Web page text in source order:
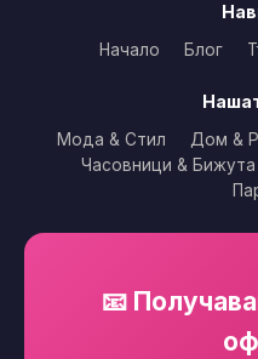
Начало Блог
Мода & Стил Дом &
Часовници & Бижута
📧